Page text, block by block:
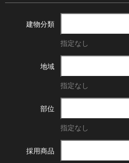
建物分類
指定なし
地域
指定なし
部位
指定なし
採用商品